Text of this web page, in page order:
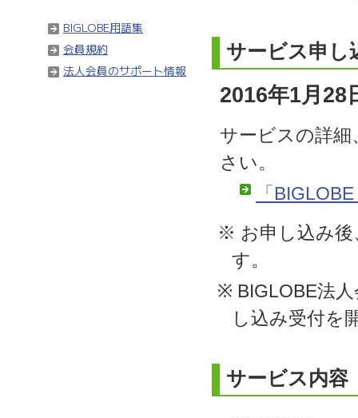
サービス申し
2016年1月28
サービスの詳
さい。
「
※ お申し込み後
す。
※ BIGLOBE法
し込み受付を
サービス内容
BIGLOBE用語集
会員規約
法人会員のサポート情報